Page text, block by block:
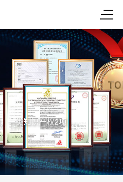
一类知识产权2项